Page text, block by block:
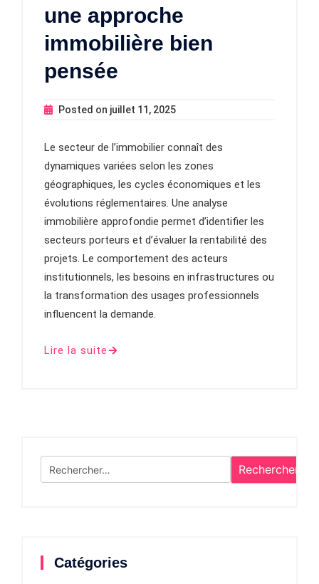
une approche
immobilière bien
pensée
Posted on juillet 11, 2025
Le secteur de l’immobilier connaît des
dynamiques variées selon les zones
géographiques, les cycles économiques et les
évolutions réglementaires. Une analyse
immobilière approfondie permet d’identifier les
secteurs porteurs et d’évaluer la rentabilité des
projets. Le comportement des acteurs
institutionnels, les besoins en infrastructures ou
la transformation des usages professionnels
influencent la demande.
Lire la suite
Rechercher :
Catégories